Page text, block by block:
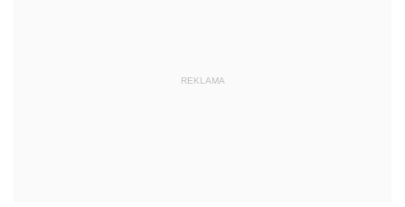
REKLAMA